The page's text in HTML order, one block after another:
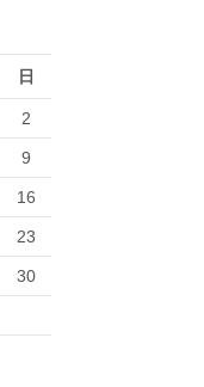
日
2
9
16
23
30